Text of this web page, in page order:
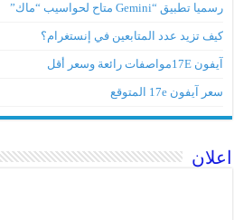
رسميا تطبيق “Gemini متاح لحواسيب “ماك”
كيف تزيد عدد المتابعين في إنستغرام؟
آيفون 17Eمواصفات رائعة وسعر أقل
سعر آيفون 17e المتوقع
اعلان